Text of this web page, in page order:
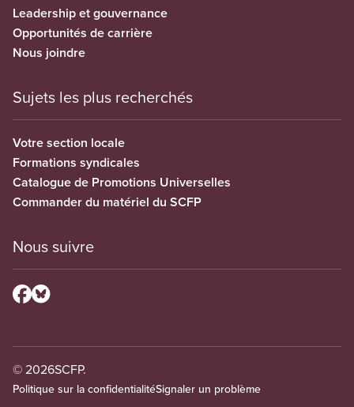
Leadership et gouvernance
Opportunités de carrière
Nous joindre
Sujets les plus recherchés
Votre section locale
Formations syndicales
Catalogue de Promotions Universelles
Commander du matériel du SCFP
Nous suivre
© 2026SCFP.
Politique sur la confidentialitéSignaler un problème